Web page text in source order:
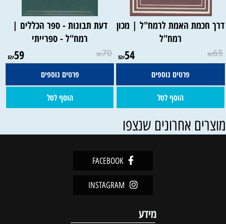
חכמת האמת לרמח"ל | מכון
רמח"ל
₪65
₪54
פרטים נוספים
הוסף לסל
דעת תבונות - ספר הכללים |
רמח"ל - ספרייתי
₪70
₪59
פרטים נוספים
הוסף לסל
אחרונים שנצפו
FACEBOOK
INSTAGRAM
מידע